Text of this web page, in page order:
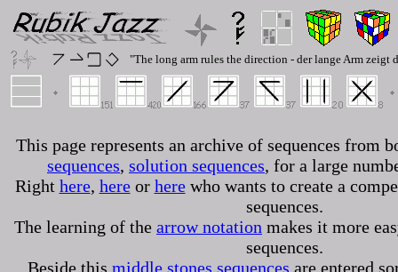
"The long arm rules the direction - der lange Arm zeigt
This page represents an archive of sequences from
sequences, solution sequences, for a large
Right here, hereor herewho wants to create a
sequences.
The learning of the arrow notation makes it more
sequences.
Beside this middle stones sequences are entered